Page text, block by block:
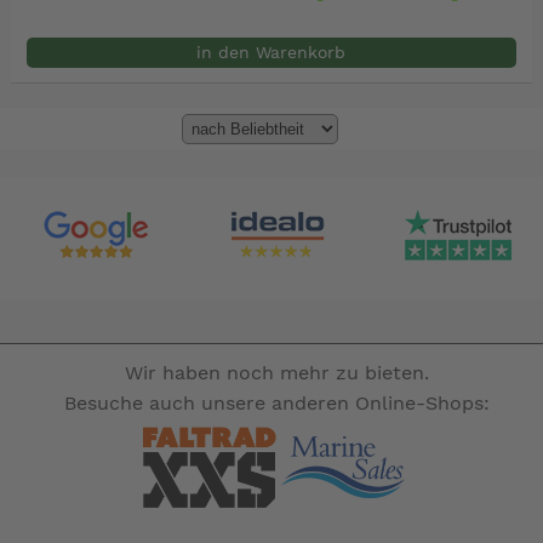
in den Warenkorb
Wir haben noch mehr zu bieten.
Besuche auch unsere anderen Online-Shops: